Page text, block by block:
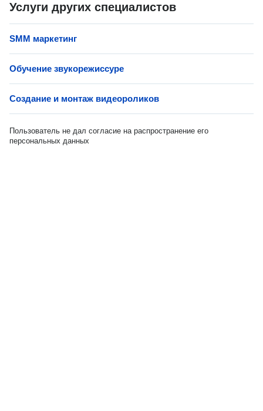
Услуги других специалистов
SMM маркетинг
Обучение звукорежиссуре
Создание и монтаж видеороликов
Пользователь не дал согласие на распространение его
персональных данных